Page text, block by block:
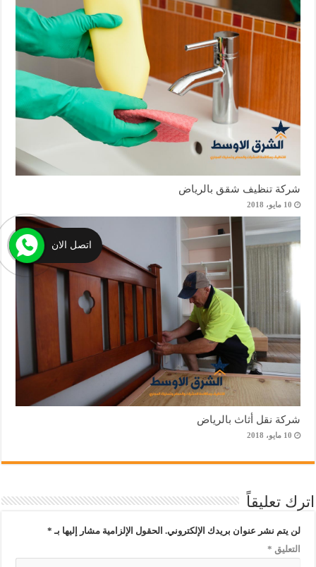
شركة تنظيف شقق بالرياض
10 مايو، 2018
شركة نقل أثاث بالرياض
10 مايو، 2018
اترك تعليقاً
لن يتم نشر عنوان بريدك الإلكتروني. الحقول الإلزامية مشار إليها بـ *
التعليق *
اتصل الان